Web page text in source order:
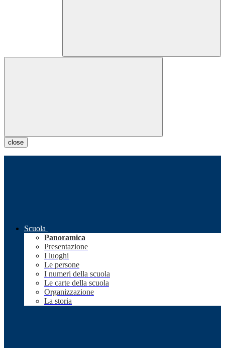
close
Scuola
Panoramica
Presentazione
I luoghi
Le persone
I numeri della scuola
Le carte della scuola
Organizzazione
La storia